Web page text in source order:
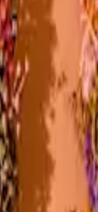
Grußkarte